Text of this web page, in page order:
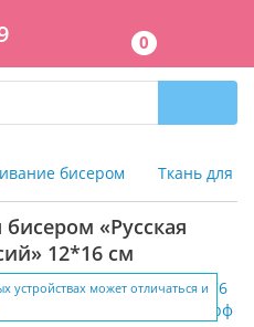
0
бисером Ткань для
«Русская
12*16 см
устройствах может отличаться и